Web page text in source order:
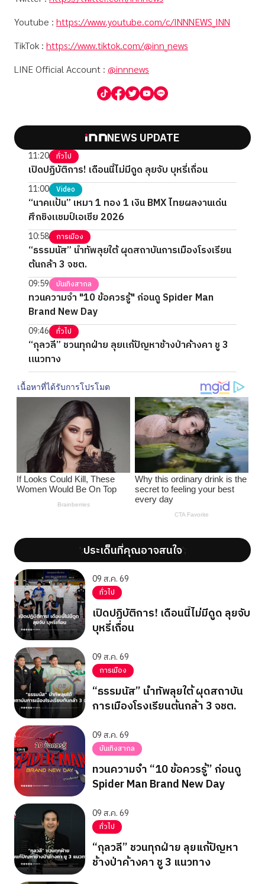
Youtube : https://www.youtube.com/c/INNNEWS_INN
TikTok : https://www.tiktok.com/@inn_news
LINE Official Account : @innnews
NEWS UPDATE
11:20 ทั่วไป
เปิดปฏิบัติการ! เดือนนี้ไม่มีดูด ลุยจับ บุหรี่เถื่อน
11:00 Video
“นาคแป้น” เหมา 1 ทอง 1 เงิน BMX ไทยผลงานเด่น
ศึกชิงแชมป์เอเชีย 2026
10:58 การเมือง
“ธรรมนัส” นำทัพลุยใต้ ผุดสถาบันการเมืองโรงเรียน
ต้นกล้า 3 จชต.
09:59 บันเทิงสากล
ทวนความจำ "10 ข้อควรรู้" ก่อนดู Spider Man
Brand New Day
09:46 ทั่วไป
“กุลวลี” ชวนทุกฝ่าย ลุยแก้ปัญหาช้างป่าค้างคา ชู 3
แนวทาง
';ประเด็นที่คุณอาจสนใจ';
09 ส.ค. 69
ทั่วไป
เปิดปฏิบัติการ! เดือนนี้ไม่มีดูด ลุยจับ
บุหรี่เถื่อน
09 ส.ค. 69
การเมือง
“ธรรมนัส” นำทัพลุยใต้ ผุดสถาบัน
การเมืองโรงเรียนต้นกล้า 3 จชต.
09 ส.ค. 69
บันเทิงสากล
ทวนความจำ “10 ข้อควรรู้” ก่อนดู
Spider Man Brand New Day
09 ส.ค. 69
ทั่วไป
“กุลวลี” ชวนทุกฝ่าย ลุยแก้ปัญหา
ช้างป่าค้างคา ชู 3 แนวทาง